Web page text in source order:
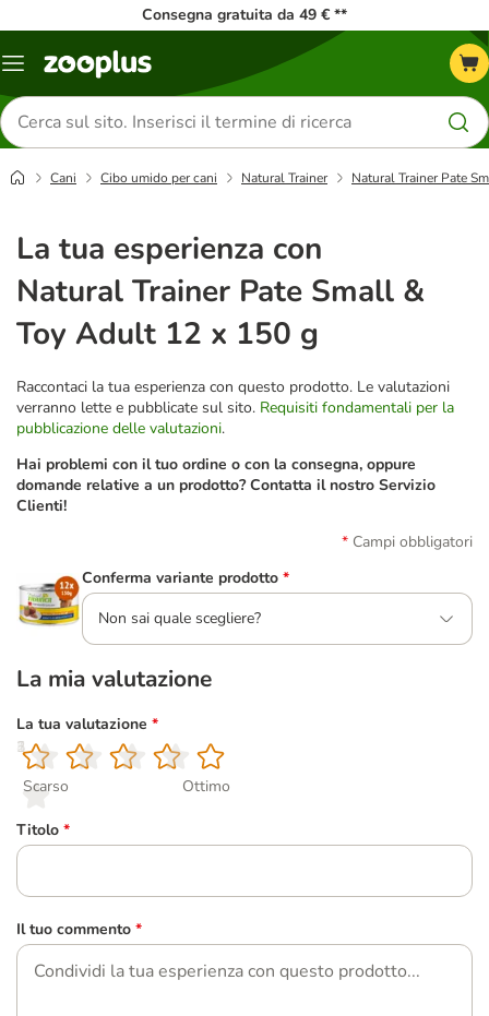
Consegna gratuita da 49 € **
Overview
Cerca
prodotti
Cani Cibo umido per cani Natural Trainer Natural Trainer Pate
La tua esperienza con
Natural Trainer Pate Small &
Toy Adult 12 x 150 g
Raccontaci la tua esperienza con questo prodotto. Le valutazioni
verranno lette e pubblicate sul sito. Requisiti fondamentali per la
pubblicazione delle valutazioni.
Hai problemi con il tuo ordine o con la consegna, oppure
domande relative a un prodotto? Contatta il nostro Servizio
Clienti!
Campi obbligatori
Conferma variante prodotto *
Non sai quale scegliere?
La mia valutazione
La tua valutazione *
1
Scarso
2
3
4
5
Ottimo
Titolo *
Il tuo commento *